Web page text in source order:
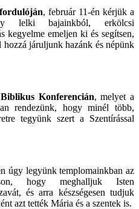
, február 11-én kérjük a
lelki bajainkból, erkölcsi
kegyelme emeljen ki és segítsen,
hozzá járuljunk hazánk és népünk
Biblikus Konferencián, melyet a
rendezünk, hogy minél több,
tegyünk szert a Szentírással
úgy legyünk templomainkban az
hogy meghalljuk Isten
és arra készségesen tudjuk
azt tették Mária és a szentek is.